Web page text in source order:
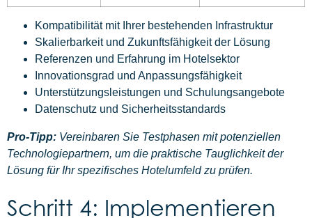
Kompatibilität mit Ihrer bestehenden Infrastruktur
Skalierbarkeit und Zukunftsfähigkeit der Lösung
Referenzen und Erfahrung im Hotelsektor
Innovationsgrad und Anpassungsfähigkeit
Unterstützungsleistungen und Schulungsangebote
Datenschutz und Sicherheitsstandards
Pro-Tipp: Vereinbaren Sie Testphasen mit potenziellen
Technologiepartnern, um die praktische Tauglichkeit der
Lösung für Ihr spezifisches Hotelumfeld zu prüfen.
Schritt 4: Implementieren